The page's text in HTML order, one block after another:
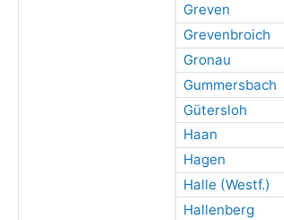
Greven
Grevenbroich
Gronau
Gummersbach
Gütersloh
Haan
Hagen
Halle (Westf.)
Hallenberg